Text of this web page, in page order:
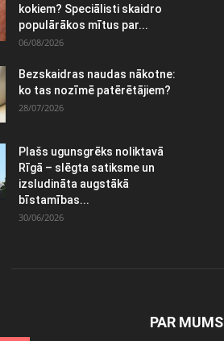
kokiem? Speciālisti skaidro
populārākos mītus par...
06/08/2026
Bezskaidras naudas nākotne:
ko tas nozīmē patērētājiem?
28/07/2026
Plašs ugunsgrēks noliktavā
Rīgā – slēgta satiksme un
izsludināta augstākā
bīstamības...
30/06/2026
PAR MUMS